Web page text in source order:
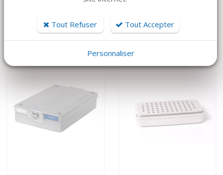
293 €
Tout Refuser Tout Accepter
Personnaliser